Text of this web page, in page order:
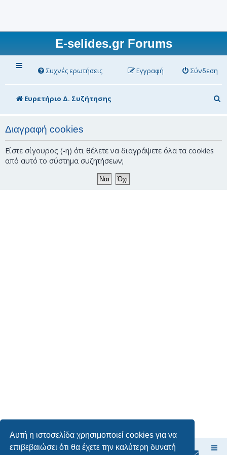
Αυτή η ιστοσελίδα χρησιμοποιεί cookies για να
επιβεβαιώσει ότι θα έχετε την καλύτερη δυνατή
E-selides.gr Forums
Συχνές ερωτήσεις Σύνδεση
Εγγραφή
Ευρετήριο Δ. Συζήτησης
ν
ζ
Διαγραφή cookies
Είστε σίγουρος (-η) ότι θέλετε να διαγράψετε όλα τα cookies
από αυτό το σύστημα συζητήσεων;
Ευρετήριο Δ. Συζήτησης